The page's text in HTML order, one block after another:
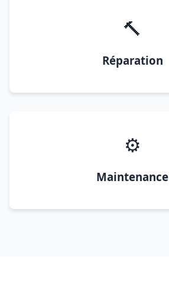
🔨
Réparation
⚙️
Maintenance